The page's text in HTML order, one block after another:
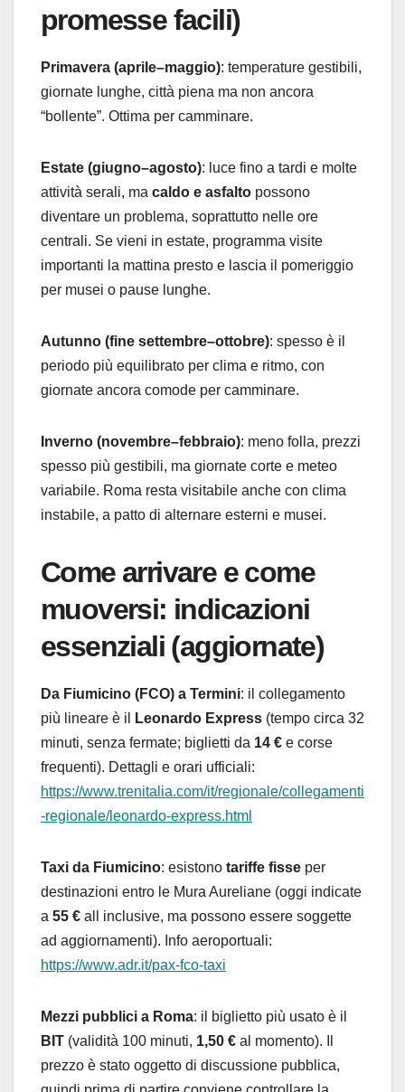
promesse facili)
Primavera (aprile–maggio): temperature gestibili,
giornate lunghe, città piena ma non ancora
“bollente”. Ottima per camminare.
Estate (giugno–agosto): luce fino a tardi e molte
attività serali, ma caldo e asfalto possono
diventare un problema, soprattutto nelle ore
centrali. Se vieni in estate, programma visite
importanti la mattina presto e lascia il pomeriggio
per musei o pause lunghe.
Autunno (fine settembre–ottobre): spesso è il
periodo più equilibrato per clima e ritmo, con
giornate ancora comode per camminare.
Inverno (novembre–febbraio): meno folla, prezzi
spesso più gestibili, ma giornate corte e meteo
variabile. Roma resta visitabile anche con clima
instabile, a patto di alternare esterni e musei.
Come arrivare e come
muoversi: indicazioni
essenziali (aggiornate)
Da Fiumicino (FCO) a Termini: il collegamento
più lineare è il
Leonardo Express (tempo circa 32
minuti, senza fermate; biglietti da 14 € e corse
frequenti). Dettagli e orari ufficiali:
https://www.trenitalia.com/it/regionale/collegamenti
-regionale/leonardo-express.html
Taxi da Fiumicino: esistono tariffe fisse per
destinazioni entro le Mura Aureliane (oggi indicate
a 55 € all inclusive, ma possono essere soggette
ad aggiornamenti). Info aeroportuali:
https://www.adr.it/pax-fco-taxi
Mezzi pubblici a Roma: il biglietto più usato è il
BIT (validità 100 minuti, 1,50 € al momento). Il
prezzo è stato oggetto di discussione pubblica,